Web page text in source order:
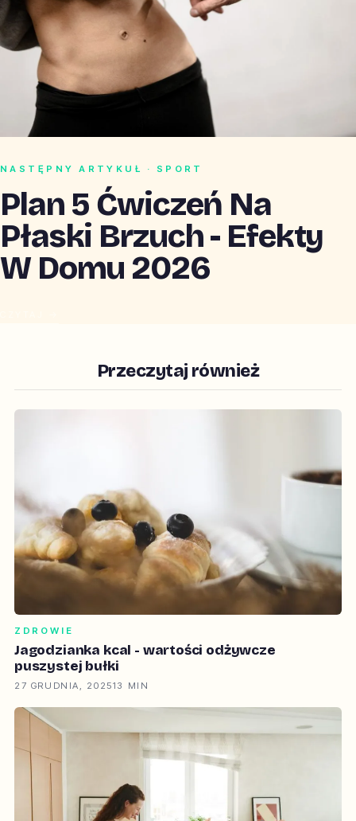
NASTĘPNY ARTYKUŁ · SPORT
Plan 5 Ćwiczeń Na
Płaski Brzuch - Efekty
W Domu 2026
Przeczytaj również
ZDROWIE
Jagodzianka kcal - wartości odżywcze
puszystej bułki
27 GRUDNIA, 202513 MIN